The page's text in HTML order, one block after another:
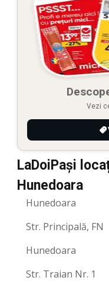
Vezi
LaDoiPași
Hunedoara
Hunedoara
Str. Principală, FN
Hunedoara
Str. Traian Nr. 1